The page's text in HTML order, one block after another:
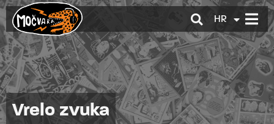
HR
EN
Vrelo zvuka